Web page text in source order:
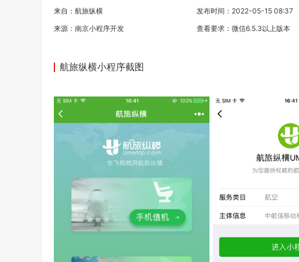
来自：航旅纵横
发布时间：2022-05-15 08:37
来源： 南京小程序开发 查看要求：微信6.5.3以上版本
航旅纵横小程序截图